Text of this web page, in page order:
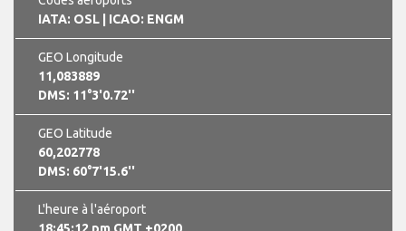
IATA: OSL
| ICAO: ENGM
GEO Longitude
11,083889
DMS: 11°3'0.72''
GEO Latitude
60,202778
DMS: 60°7'15.6''
L'heure à l'aéroport